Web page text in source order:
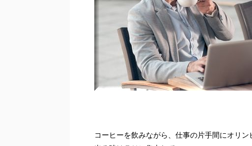
コーヒーを飲みながら、仕事の片手間にオリ